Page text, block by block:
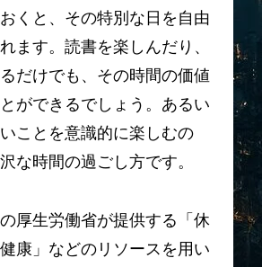
くと、その特別な日を自由
ます。読書を楽しんだり、
だけでも、その時間の価値
ができるでしょう。あるい
ことを意識的に楽しむの
な時間の過ごし方です。
厚生労働省が提供する「休
康」などのリソースを用い